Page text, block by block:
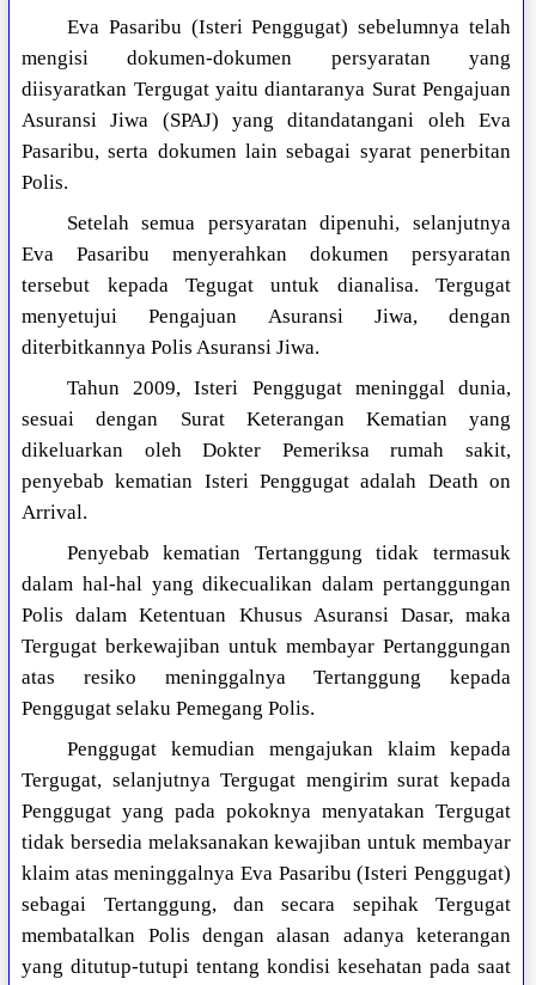
Eva Pasaribu (Isteri Penggugat) sebelumnya telah
mengisi dokumen-dokumen persyaratan yang
diisyaratkan Tergugat yaitu diantaranya Surat Pengajuan
Asuransi Jiwa (SPAJ) yang ditandatangani oleh Eva
Pasaribu, serta dokumen lain sebagai syarat penerbitan
Polis.
Setelah semua persyaratan dipenuhi, selanjutnya
Eva Pasaribu menyerahkan dokumen persyaratan
tersebut kepada Tegugat untuk dianalisa. Tergugat
menyetujui Pengajuan Asuransi Jiwa, dengan
diterbitkannya Polis Asuransi Jiwa.
Tahun 2009, Isteri Penggugat meninggal dunia,
sesuai dengan Surat Keterangan Kematian yang
dikeluarkan oleh Dokter Pemeriksa rumah sakit,
penyebab kematian Isteri Penggugat adalah Death on
Arrival.
Penyebab kematian Tertanggung tidak termasuk
dalam hal-hal yang dikecualikan dalam pertanggungan
Polis dalam Ketentuan Khusus Asuransi Dasar, maka
Tergugat berkewajiban untuk membayar Pertanggungan
atas resiko meninggalnya Tertanggung kepada
Penggugat selaku Pemegang Polis.
Penggugat kemudian mengajukan klaim kepada
Tergugat, selanjutnya Tergugat mengirim surat kepada
Penggugat yang pada pokoknya menyatakan Tergugat
tidak bersedia melaksanakan kewajiban untuk membayar
klaim atas meninggalnya Eva Pasaribu (Isteri Penggugat)
sebagai Tertanggung, dan secara sepihak Tergugat
membatalkan Polis dengan alasan adanya keterangan
yang ditutup-tutupi tentang kondisi kesehatan pada saat